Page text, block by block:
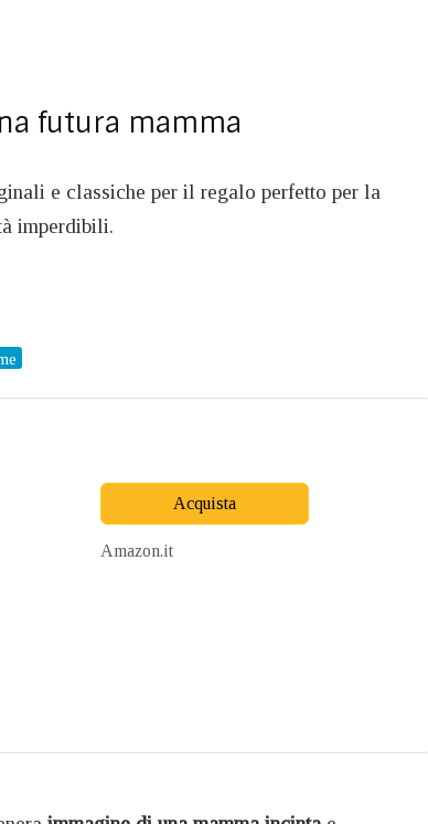
futura mamma
e classiche per il regalo perfetto per la
imperdibili.
Acquista
Amazon.it